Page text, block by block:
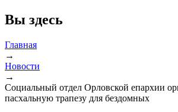
Вы здесь
Главная
→
Новости
→
Социальный отдел Орловской епархии
пасхальную трапезу для бездомных